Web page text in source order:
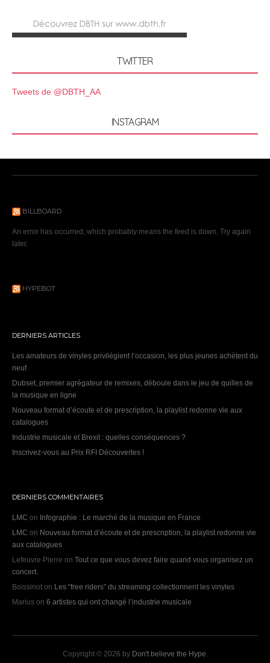
TWITTER
Tweets de @DBTH_AA
INSTAGRAM
BILLBOARD
An error has occurred, which probably means the feed is down. Try again
later.
HYPEBOT
DERNIERS ARTICLES
Les amateurs de vinyles privilégient l’occasion, les plus jeunes achètent du
neuf
Dubset, premier agrégateur de remixes, déboule dans le jeu de quilles de
la musique en ligne
Nouveau format d’écoute et de prescription, la playlist redonne vie aux
catalogues
Industrie musicale et Brexit : quelles conséquences ?
Inscrivez-vous au Prix RFI Découvertes !
DERNIERS COMMENTAIRES
LMC on Infographie : Le marché de la musique en France
LMC on Nouveau format d’écoute et de prescription, la playlist redonne vie
aux catalogues
Lefeuvre Pierre on Tout ce que vous devez faire quand vous organisez un
concert.
Boissinot on Les “free riders” du streaming collectionnent les vinyles
Marius on 6 artistes qui ont changé l’industrie musicale
Copyright © 2026 by Don't believe the Hype.